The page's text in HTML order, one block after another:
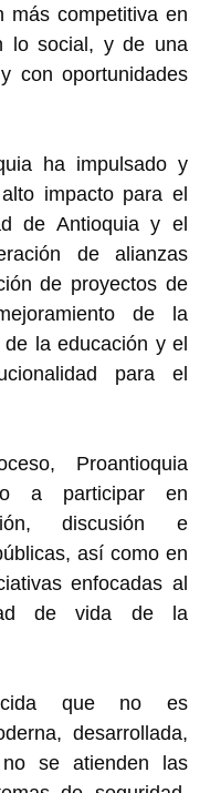
más competitiva en
lo social, y de una
con oportunidades
ha impulsado y
impacto para el
de Antioquia y el
de alianzas
de proyectos de
de la
la educación y el
para el
Proantioquia
a participar en
discusión e
así como en
enfocadas al
de vida de la
que no es
desarrollada,
se atienden las